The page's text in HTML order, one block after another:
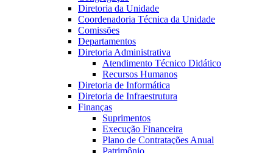
Diretoria da Unidade
Coordenadoria Técnica da Unidade
Comissões
Departamentos
Diretoria Administrativa
Atendimento Técnico Didático
Recursos Humanos
Diretoria de Informática
Diretoria de Infraestrutura
Finanças
Suprimentos
Execução Financeira
Plano de Contratações Anual
Patrimônio